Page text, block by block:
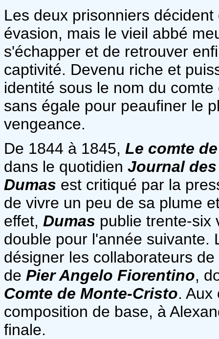
Les deux prisonniers
évasion, mais le vieil abbé
s'échapper et de retrouver
captivité. Devenu riche et
identité sous le nom du
sans égale pour peaufiner le
vengeance.
De 1844 à 1845, Le comte
dans le quotidien Journal
Dumas est critiqué par la
de vivre un peu de sa plume
effet, Dumas publie trente-six
double pour l'année suivante.
désigner les collaborateurs de
de Pier Angelo Fiorentino,
Comte de Monte-Cristo. Aux
composition de base, à
finale.